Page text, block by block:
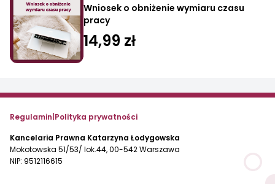
Wniosek o obniżenie wymiaru czasu
pracy
14,99 zł
Regulamin Polityka prywatności
Kancelaria Prawna Katarzyna Łodygowska
Mokotowska 51/53/ lok.44, 00-542 Warszawa
NIP: 9512116615